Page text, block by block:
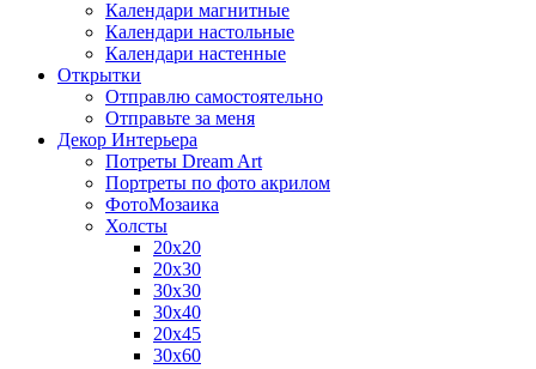
Календари магнитные
Календари настольные
Календари настенные
Открытки
Отправлю самостоятельно
Отправьте за меня
Декор Интерьера
Потреты Dream Art
Портреты по фото акрилом
ФотоМозаика
Холсты
20х20
20х30
30х30
30х40
20х45
30х60